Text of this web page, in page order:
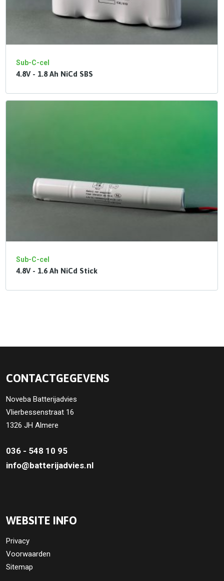
Sub-C-cel
4.8V - 1.8 Ah NiCd SBS
Sub-C-cel
4.8V - 1.6 Ah NiCd Stick
CONTACTGEGEVENS
Noveba Batterijadvies
Vlierbessenstraat 16
1326 JH Almere
036 - 548 10 95
info@batterijadvies.nl
WEBSITE INFO
Privacy
Voorwaarden
Sitemap